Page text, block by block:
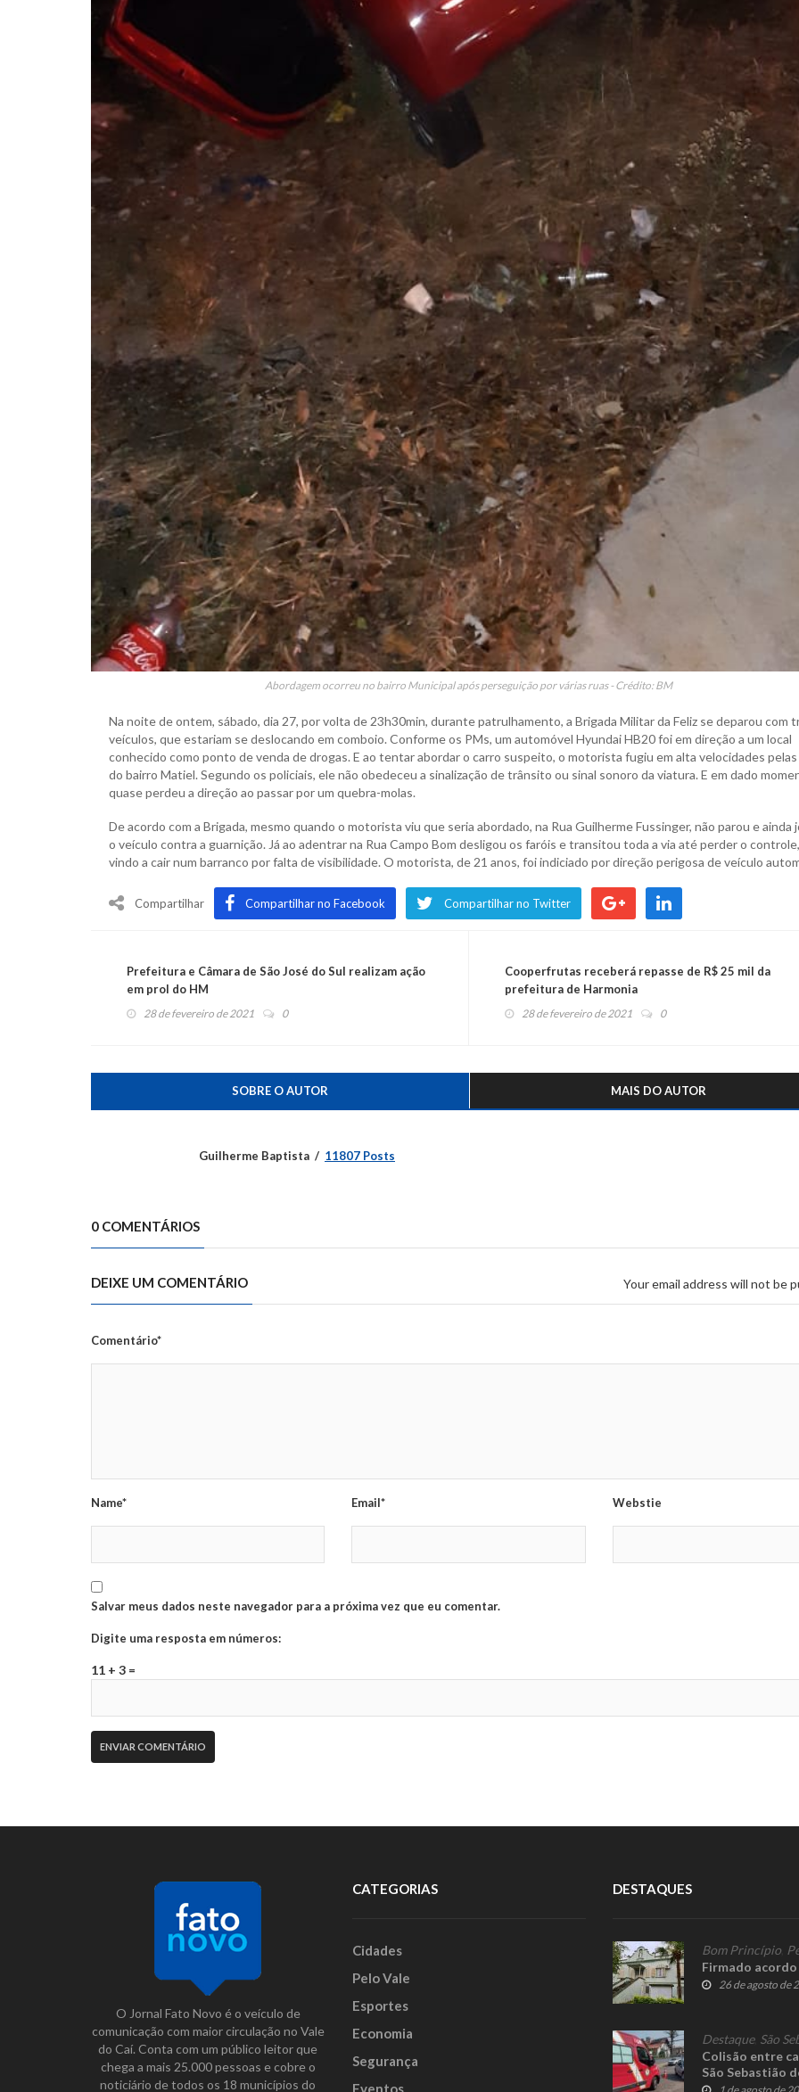
Abordagem ocorreu no bairro Municipal após perseguição por várias ruas - Crédito: BM
Na noite de ontem, sábado, dia 27, por volta de 23h30min, durante patrulhamento, a Brigada Militar da Feliz se deparou com
veículos, que estariam se deslocando em comboio. Conforme os PMs, um automóvel Hyundai HB20 foi em direção a um local
conhecido como ponto de venda de drogas. E ao tentar abordar o carro suspeito, o motorista fugiu em alta velocidades pelas
do bairro Matiel. Segundo os policiais, ele não obedeceu a sinalização de trânsito ou sinal sonoro da viatura. E em dado
quase perdeu a direção ao passar por um quebra-molas.
De acordo com a Brigada, mesmo quando o motorista viu que seria abordado, na Rua Guilherme Fussinger, não parou e ainda
o veículo contra a guarnição. Já ao adentrar na Rua Campo Bom desligou os faróis e transitou toda a via até perder o controle,
vindo a cair num barranco por falta de visibilidade. O motorista, de 21 anos, foi indiciado por direção perigosa de veículo
Compartilhar Compartilhar no Facebook Compartilhar no Twitter
Prefeitura e Câmara de São José do Sul realizam ação
em prol do HM
28 de fevereiro de 2021 0
Cooperfrutas receberá repasse de R$ 25 mil da
prefeitura de Harmonia
28 de fevereiro de 2021 0
SOBRE O AUTOR MAIS DO AUTOR
Guilherme Baptista 11807 Posts
0 COMENTÁRIOS
DEIXE UM COMENTÁRIO Your email address will not be
Comentário*
Name* Email* Webstie
Salvar meus dados neste navegador para a próxima vez que eu comentar.
Digite uma resposta em números:
11 + 3 =
O Jornal Fato Novo é o veículo de
comunicação com maior circulação no Vale
do Caí. Conta com um público leitor que
chega a mais 25.000 pessoas e cobre o
noticiário de todos os 18 municípios do
CATEGORIAS
Cidades
Pelo Vale
Esportes
Economia
Segurança
Eventos
DESTAQUES
Bom Princípio
Firmado
26 de agosto de
Destaque, São
Colisão entre
São Sebastião